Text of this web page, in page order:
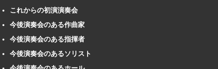
これからの初演演奏会
今後演奏会のある作曲家
今後演奏会のある指揮者
今後演奏会のあるソリスト